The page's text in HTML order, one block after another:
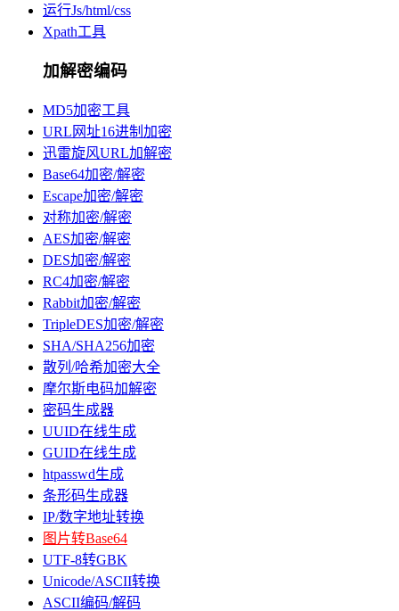
运行Js/html/css
Xpath工具
加解密编码
MD5加密工具
URL网址16进制加密
迅雷旋风URL加解密
Base64加密/解密
Escape加密/解密
对称加密/解密
AES加密/解密
DES加密/解密
RC4加密/解密
Rabbit加密/解密
TripleDES加密/解密
SHA/SHA256加密
散列/哈希加密大全
摩尔斯电码加解密
密码生成器
UUID在线生成
GUID在线生成
htpasswd生成
条形码生成器
IP/数字地址转换
图片转Base64
UTF-8转GBK
Unicode/ASCII转换
ASCII编码/解码